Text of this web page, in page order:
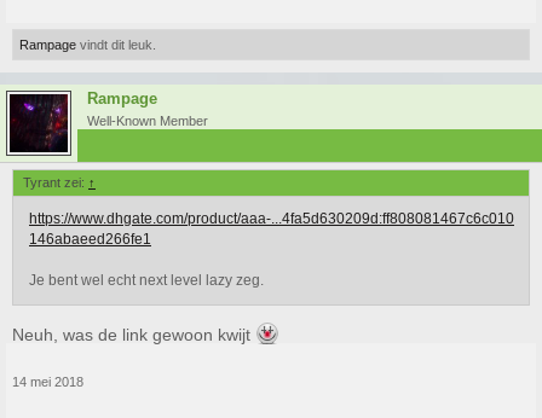
Rampage vindt dit leuk.
Rampage
Well-Known Member
Tyrant zei: ↑
https://www.dhgate.com/product/aaa-...4fa5d630209d:ff808081467c6c010
146abaeed266fe1
Je bent wel echt next level lazy zeg.
Neuh, was de link gewoon kwijt
14 mei 2018